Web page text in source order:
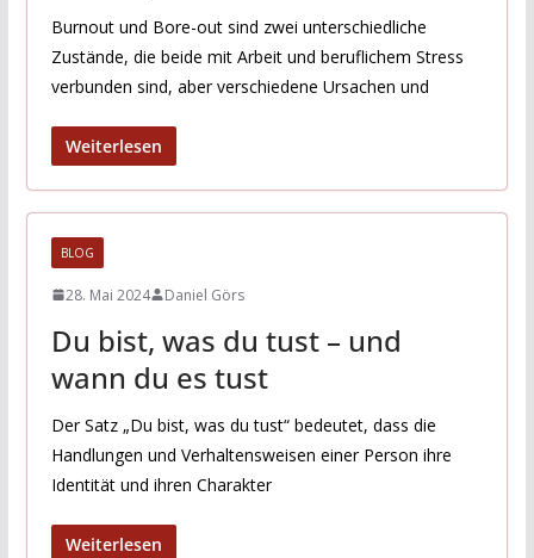
Burnout und Bore-out sind zwei unterschiedliche
Zustände, die beide mit Arbeit und beruflichem Stress
verbunden sind, aber verschiedene Ursachen und
Weiterlesen
BLOG
28. Mai 2024 Daniel Görs
Du bist, was du tust – und
wann du es tust
Der Satz „Du bist, was du tust“ bedeutet, dass die
Handlungen und Verhaltensweisen einer Person ihre
Identität und ihren Charakter
Weiterlesen